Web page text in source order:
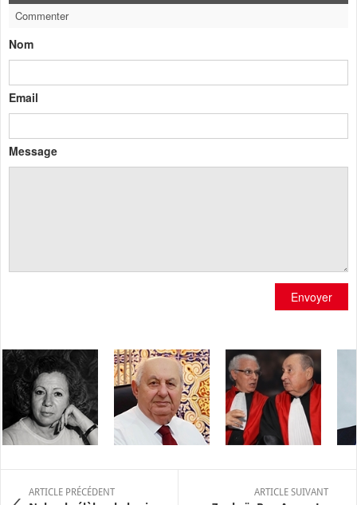
Commenter
Nom
Email
Message
Envoyer
ARTICLE PRÉCÉDENT ARTICLE SUIVANT